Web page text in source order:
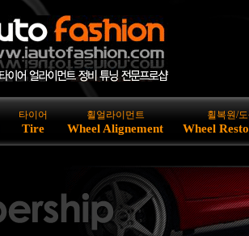
타이어
Tire
휠얼라이먼트
Wheel Alignement
휠복원/
Wheel